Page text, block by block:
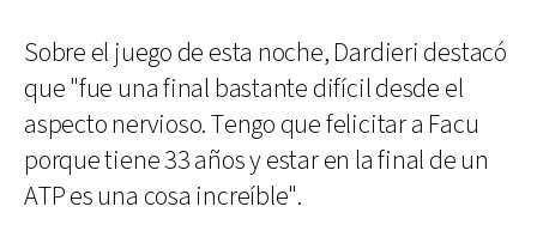
Sobre el juego de esta noche, Dardieri destacó
que "fue una final bastante difícil desde el
aspecto nervioso. Tengo que felicitar a Facu
porque tiene 33 años y estar en la final de un
ATP es una cosa increíble".